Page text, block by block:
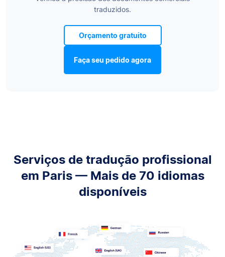
traduzidos.
Orçamento gratuito
Faça seu pedido agora
Serviços de tradução profissional
em Paris — Mais de 70 idiomas
disponíveis